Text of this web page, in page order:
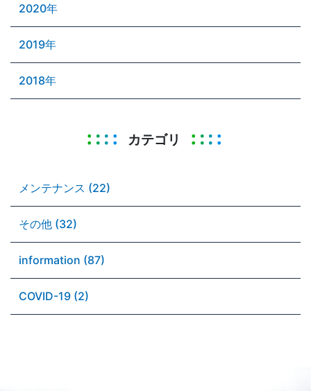
2020年
2019年
2018年
カテゴリ
メンテナンス (22)
その他 (32)
information (87)
COVID-19 (2)